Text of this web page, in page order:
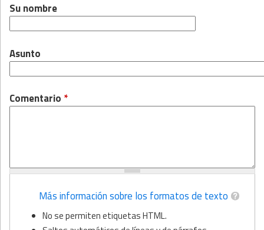
Su nombre
Asunto
Comentario *
Más información sobre los formatos de texto
No se permiten etiquetas HTML.